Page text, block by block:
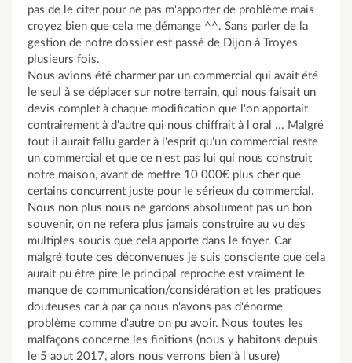
pas de le citer pour ne pas m'apporter de problème mais
croyez bien que cela me démange ^^. Sans parler de la
gestion de notre dossier est passé de Dijon à Troyes
plusieurs fois.
Nous avions été charmer par un commercial qui avait été
le seul à se déplacer sur notre terrain, qui nous faisait un
devis complet à chaque modification que l'on apportait
contrairement à d'autre qui nous chiffrait à l'oral ... Malgré
tout il aurait fallu garder à l'esprit qu'un commercial reste
un commercial et que ce n'est pas lui qui nous construit
notre maison, avant de mettre 10 000€ plus cher que
certains concurrent juste pour le sérieux du commercial.
Nous non plus nous ne gardons absolument pas un bon
souvenir, on ne refera plus jamais construire au vu des
multiples soucis que cela apporte dans le foyer. Car
malgré toute ces déconvenues je suis consciente que cela
aurait pu être pire le principal reproche est vraiment le
manque de communication/considération et les pratiques
douteuses car à par ça nous n'avons pas d'énorme
problème comme d'autre on pu avoir. Nous toutes les
malfaçons concerne les finitions (nous y habitons depuis
le 5 aout 2017, alors nous verrons bien à l'usure)